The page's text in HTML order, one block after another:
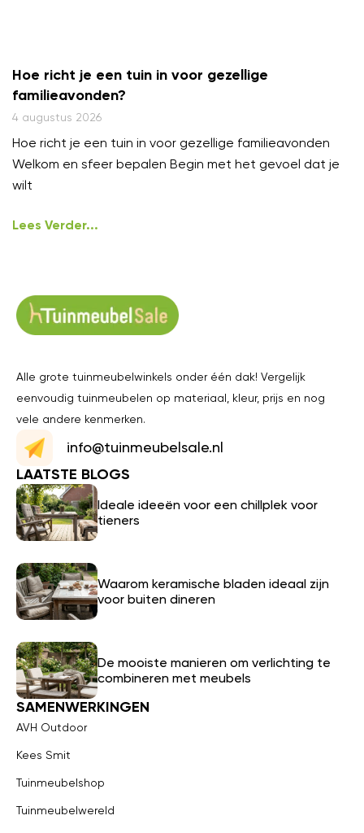
Hoe richt je een tuin in voor gezellige
familieavonden?
4 augustus 2026
Hoe richt je een tuin in voor gezellige familieavonden
Welkom en sfeer bepalen Begin met het gevoel dat je
wilt
Lees Verder...
Alle grote tuinmeubelwinkels onder één dak! Vergelijk
eenvoudig tuinmeubelen op materiaal, kleur, prijs en nog
vele andere kenmerken.
info@tuinmeubelsale.nl
LAATSTE BLOGS
Ideale ideeën voor een chillplek voor
tieners
Waarom keramische bladen ideaal zijn
voor buiten dineren
De mooiste manieren om verlichting te
combineren met meubels
SAMENWERKINGEN
AVH Outdoor
Kees Smit
Tuinmeubelshop
Tuinmeubelwereld